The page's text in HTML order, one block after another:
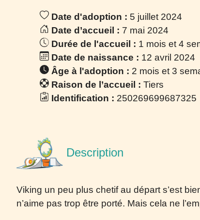
Date d'adoption : 5 juillet 2024
Date d’accueil : 7 mai 2024
Durée de l'accueil : 1 mois et 4
Date de naissance : 12 avril 2024
Âge à l'adoption : 2 mois et 3
Raison de l’accueil : Tiers
Identification : 250269699687325
Description
Viking un peu plus chetif au départ s’est
n’aime pas trop être porté. Mais cela ne